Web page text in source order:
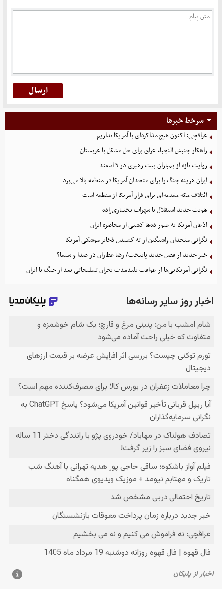
سرخط خبرها
عراقچی: اکنون هیچ مذاکره‌ای با آمریکا نداریم
راهکار جنبش النجباء عراق برای حل مشکل با عربستان
روایت تازه از بمباران بیت رهبری در ۹ اسفند
ایران هزینه جنگ را برای متحدان آمریکا در منطقه بالا می‌برد
ائتلاف مکه مقدمه‌ای برای فرار آمریکا از منطقه است
هویت جدید استقلال با سهراب بختیاری‌زاده
اذعان آمریکا به عبور ده‌ها کشتی از محاصره ایران
نگرانی متحدان واشنگتن از ته کشیدن ذخایر موشکی آمریکا
خبر جدید از فصل جدید پایتخت/ رضا عطاران در صدا و سیما؟
نگرانی آمریکایی‌ها از عواقب بلندمدت بحران تسلیحاتی بعد از جنگ با ایران